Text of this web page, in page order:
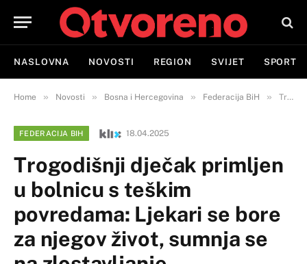
NASLOVNA NOVOSTI REGION SVIJET SPORT
Home » Novosti » Bosna i Hercegovina » Federacija BiH » Trogodišnji dječak primljen u bolnicu s teškim povredama: Ljekari se bore za njegov život, sumnja se na zlostavljanje
FEDERACIJA BIH 18.04.2025
Trogodišnji dječak primljen
u bolnicu s teškim
povredama: Ljekari se bore
za njegov život, sumnja se